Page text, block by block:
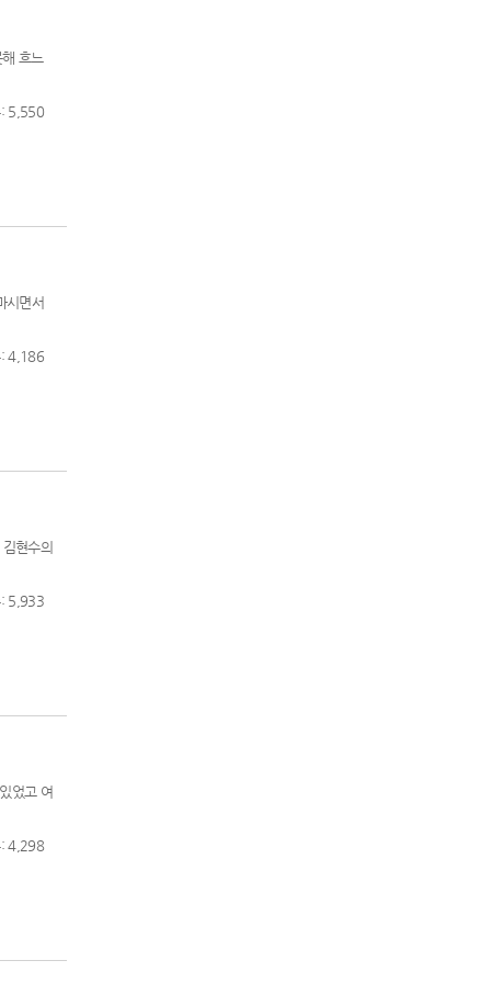
흐느
: 5,550
시면서
: 4,186
현수의
: 5,933
었고 여
: 4,298